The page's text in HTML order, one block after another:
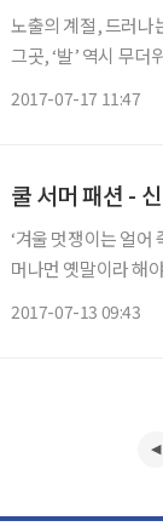
노출의 계절, 드러나
그곳, ‘발’ 역시 무
2017-07-17 11:47
쿨 서머 패션 -
‘겨울 멋쟁이는 얼어
머나먼 옛말이라 해
2017-07-13 09:43